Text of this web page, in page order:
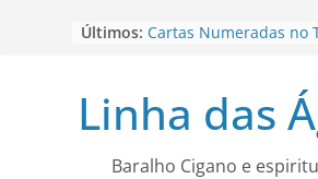
Últimos: Cartas Numeradas no
para está fase
Os Naipes no Tarot
Cartas da Corte no
Linha das
Baralho Cigano e